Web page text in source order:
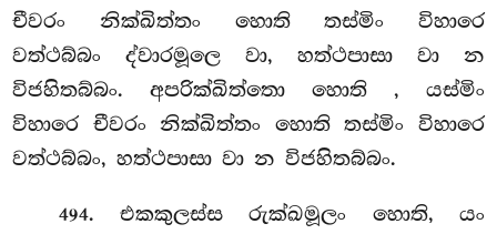
චීවරං නික්ඛිත්තං හොති තස්මිං විහාරෙ
වත්ථබ්බං ද්වාරමූලෙ වා, හත්ථපාසා වා න
විජහිතබ්බං. අපරික්ඛිත්තො හොති , යස්මිං
විහාරෙ චීවරං නික්ඛිත්තං හොති තස්මිං විහාරෙ
වත්ථබ්බං, හත්ථපාසා වා න විජහිතබ්බං.
494. එකකුලස්සරුක්ඛමූලං හොති, යං